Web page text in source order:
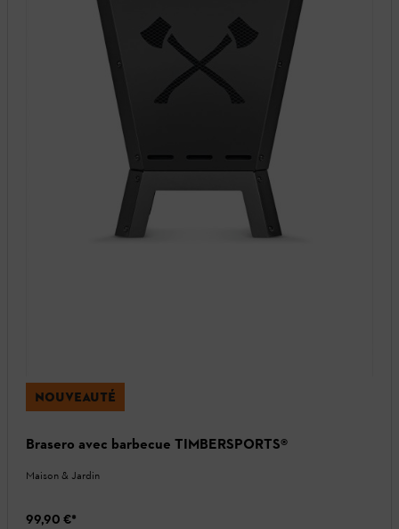
NOUVEAUTÉ
Brasero avec barbecue TIMBERSPORTS®
Maison & Jardin
99,90 €*